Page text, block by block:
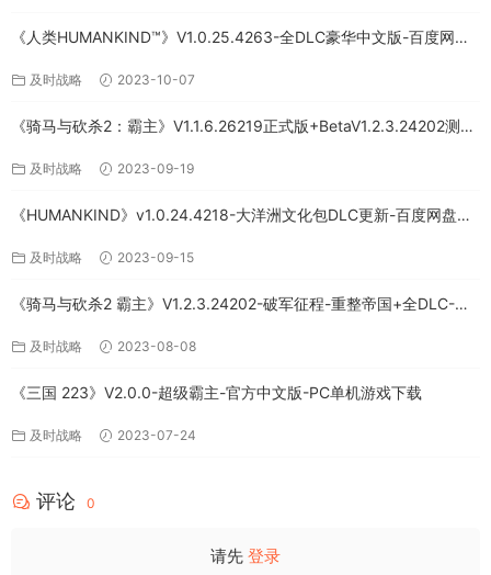
《人类HUMANKIND™》V1.0.25.4263-全DLC豪华中文版-百度网盘
及时战略 2023-10-07
《骑马与砍杀2：霸主》V1.1.6.26219正式版+BetaV1.2.3.24202测试
及时战略 2023-09-19
《HUMANKIND》v1.0.24.4218-大洋洲文化包DLC更新-百度网盘免
及时战略 2023-09-15
《骑马与砍杀2 霸主》V1.2.3.24202-破军征程-重整帝国+全DLC-官
及时战略 2023-08-08
《三国 223》V2.0.0-超级霸主-官方中文版-PC单机游戏下载
及时战略 2023-07-24
评论 0
请先 登录